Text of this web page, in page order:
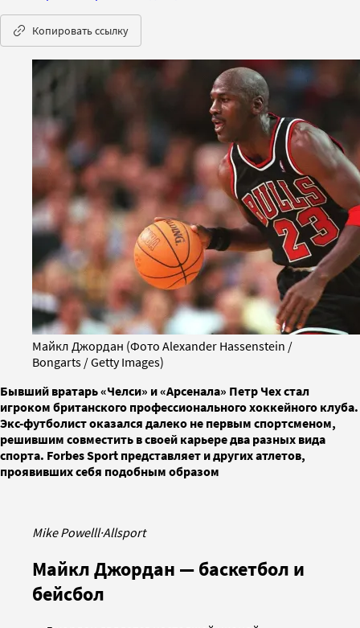
Копировать ссылку
Майкл Джордан (Фото Alexander Hassenstein /
Bongarts / Getty Images)
Бывший вратарь «Челси» и «Арсенала» Петр Чех стал
игроком британского профессионального хоккейного клуба.
Экс-футболист оказался далеко не первым спортсменом,
решившим совместить в своей карьере два разных вида
спорта. Forbes Sport представляет и других атлетов,
проявивших себя подобным образом
Mike Powelll·Allsport
Майкл Джордан — баскетбол и
бейсбол